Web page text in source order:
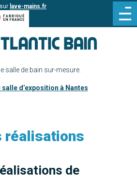
lave-mains.fr
salle de bain sur-mesure.
salle d’exposition à Nantes
réalisations
de